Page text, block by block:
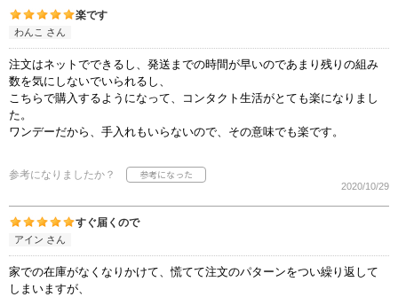
楽です
わんこ さん
注文はネットでできるし、発送までの時間が早いのであまり残りの組み
数を気にしないでいられるし、
こちらで購入するようになって、コンタクト生活がとても楽になりまし
た。
ワンデーだから、手入れもいらないので、その意味でも楽です。
参考になりましたか？
2020/10/29
すぐ届くので
アイン さん
家での在庫がなくなりかけて、慌てて注文のパターンをつい繰り返して
しまいますが、